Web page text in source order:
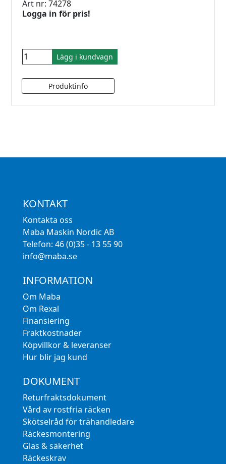
Art nr: 74278
Logga in för pris!
Lägg i kundvagn
KONTAKT
Kontakta oss
Maba Maskin Nordic AB
Telefon: 46 (0)35 - 13 55 90
info@maba.se
INFORMATION
Om Maba
Om Rexal
Finansiering
Fraktkostnader
Köpvillkor & leveranser
Hur blir jag kund
DOKUMENT
Returfraktsdokument
Vård av rostfria räcken
Skötselråd för trähandledare
Räckesmontering
Glas & säkerhet
Räckeskrav